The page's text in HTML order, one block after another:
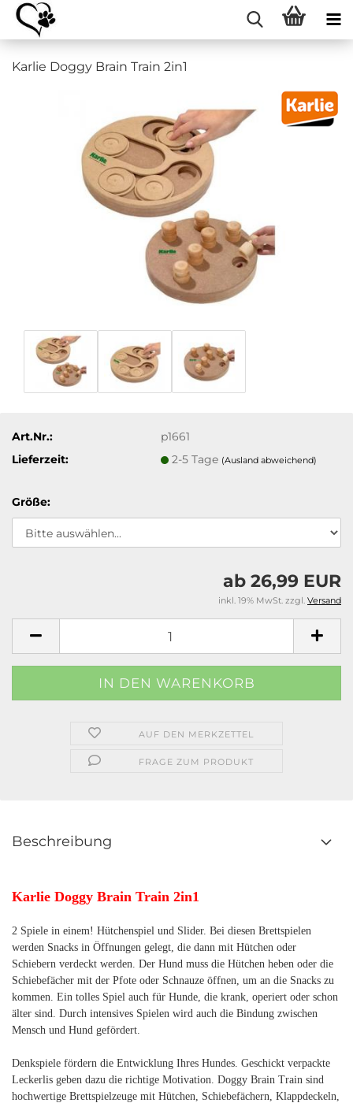
Karlie Doggy Brain Train 2in1
Art.Nr.:
p1661
Lieferzeit:
2-5 Tage (Ausland abweichend)
Größe:
ab 26,99 EUR
inkl. 19% MwSt. zzgl. Versand
AUF DEN MERKZETTEL
FRAGE ZUM PRODUKT
Beschreibung
Karlie Doggy Brain Train 2in1
2 Spiele in einem! Hütchenspiel und Slider. Bei diesen Brettspielen
werden Snacks in Öffnungen gelegt, die dann mit Hütchen oder
Schiebern verdeckt werden. Der Hund muss die Hütchen heben oder die
Schiebefächer mit der Pfote oder Schnauze öffnen, um an die Snacks zu
kommen. Ein tolles Spiel auch für Hunde, die krank, operiert oder schon
älter sind. Durch intensives Spielen wird auch die Bindung zwischen
Mensch und Hund gefördert.
Denkspiele fördern die Entwicklung Ihres Hundes. Geschickt verpackte
Leckerlis geben dazu die richtige Motivation. Doggy Brain Train sind
hochwertige Brettspielzeuge mit Hütchen, Schiebefächern, Klappdeckeln,